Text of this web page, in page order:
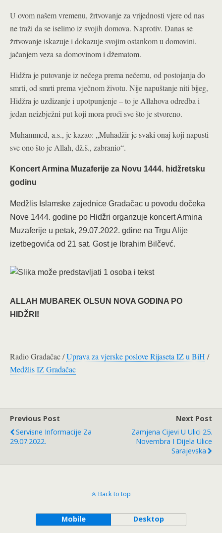
U ovom našem vremenu, žrtvovanje za vrijednosti vjere od nas
ne traži da se iselimo iz svojih domova. Naprotiv. Danas se
žrtvovanje iskazuje i dokazuje svojim ostankom u domovini,
jačanjem veza sa domovinom i džematom.
Hidžra je putovanje iz nečega prema nečemu, od postojanja do
smrti, od smrti prema vječnom životu. Nije napuštanje niti bijeg,
Hidžra je uzdizanje i upotpunjenje – to je Allahova odredba i
jedan neizbježni put koji mora proći sve što je stvoreno.
Muhammed, a.s., je kazao: „Muhadžir je svaki onaj koji napusti
sve ono što je Allah, dž.š., zabranio“.
Koncert Armina Muzaferije za Novu 1444. hidžretsku
godinu
Medžlis Islamske zajednice Gradačac u povodu dočeka
Nove 1444. godine po Hidžri organzuje koncert Armina
Muzaferije u petak, 29.07.2022. gdine na Trgu Alije
izetbegovića od 21 sat. Gost je Ibrahim Bilčevć.
ALLAH MUBAREK OLSUN NOVA GODINA PO
HIDŽRI!
Radio Gradačac /Uprava za vjerske poslove Rijaseta IZ u BiH /
Medžlis IZ Gradačac
Previous Post
Servisne Informacije Za
29.07.2022.
Next Post
Zamjena Cijevi U Ulici 25.
Novembra I Dijela Ulice
Sarajevska
Back to top
Mobile Desktop